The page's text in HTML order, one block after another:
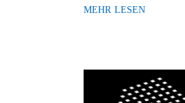
mehr lesen